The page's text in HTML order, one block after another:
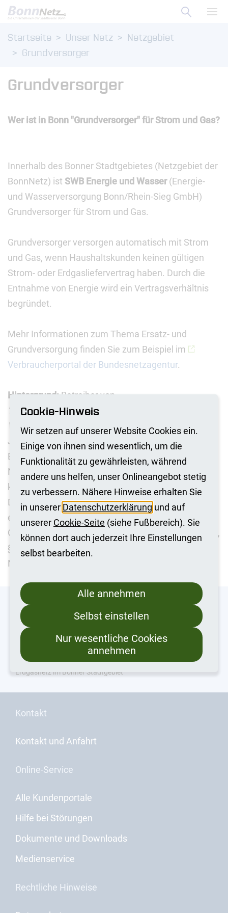
Zum Menü
Zum Inhalt
Suche
Startseite Unser Netz
Netzgebiet
Grundversorger
Grundversorger
Wer ist in Bonn "Grundversorger" für Strom und Gas?
Innerhalb des Bonner Stadtgebietes (Netzgebiet der
BonnNetz) ist SWB Energie und Wasser(Energie-
und Wasserversorgung Bonn/Rhein-Sieg GmbH)
Grundversorger für Strom und Gas.
Grundversorger versorgen automatisch mit Strom
und Gas, wenn Haushaltskunden keinen gültigen
Strom- oder Erdgasliefervertrag haben. Durch die
Entnahme von Energie wird ein Vertragsverhältnis
begründet.
Mehr Informationen zum Thema Ersatz- und
Grundversorgung finden Sie zum Beispiel im
Verbraucherportal der Bundesnetzagentur.
Hintergrund: Betreiber von
'Energieversorgungsnetzen der allgemeinen
Versorgung'
(Strom- und Gasnetze) müssen alle drei
Jahre festlegen, welches
Energieversorgungsunternehmen in ihrem
Netzgebiet die meisten Haushaltskundinnen und -
kunden beliefert und damit der Grundversorger ist.
Die nächste Feststellung des Grundversorgers
erfolgt zum 1. Juli 2027.
Geregelt ist das im Energiewirtschaftsgesetz (EnWG,
§ 36 Abs. 2). Wer Haushaltskunde ist, beschreibt § 3
Nr. 22 EnWG.
Netzbetreiber für das Strom- und
Erdgasnetz im Bonner Stadtgebiet
Kontakt
Kontakt und Anfahrt
Online-Service
Alle Kundenportale
Hilfe bei Störungen
Dokumente und Downloads
Medienservice
Rechtliche Hinweise
Cookie-Hinweis
Wir setzen auf unserer Website Cookies ein.
Einige von ihnen sind wesentlich, um die
Funktionalität zu gewährleisten, während
andere uns helfen, unser Onlineangebot stetig
zu verbessern. Nähere Hinweise erhalten Sie
in unserer Datenschutzerklärung und auf
unserer Cookie-Seite (siehe Fußbereich). Sie
können dort auch jederzeit Ihre Einstellungen
selbst bearbeiten.
Alle annehmen
Selbst einstellen
Nur wesentliche Cookies
annehmen